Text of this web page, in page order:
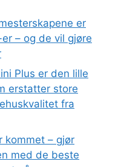
er
– og de vil gjøre
Plus er den lille
erstatter store
fra
kommet – gjør
med de beste